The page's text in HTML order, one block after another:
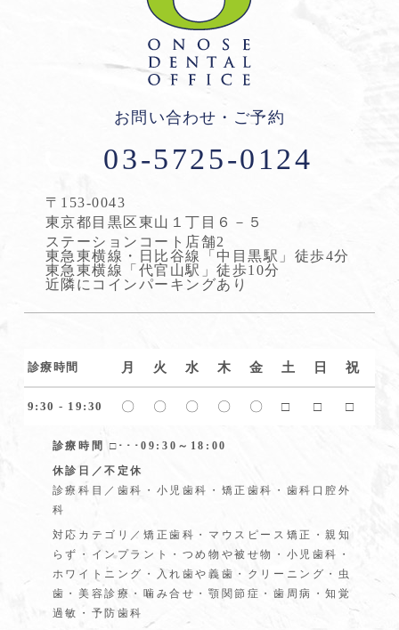
お問い合わせ・ご予約
03-5725-0124
〒153-0043
東京都目黒区東山１丁目６－５
ステーションコート店舗2
東急東横線・日比谷線「中目黒駅」徒歩4分
東急東横線「代官山駅」徒歩10分
近隣にコインパーキングあり
診療時間 月 火 水 木 金 土 日 祝
9:30 - 19:30 〇 〇 〇 〇 〇 □ □ □
診療時間 □･･･09:30～18:00
休診日／不定休
診療科目／歯科・小児歯科・矯正歯科・歯科口腔外
科
対応カテゴリ／矯正歯科・マウスピース矯正・親知
らず・インプラント・つめ物や被せ物・小児歯科・
ホワイトニング・入れ歯や義歯・クリーニング・虫
歯・美容診療・噛み合せ・顎関節症・歯周病・知覚
過敏・予防歯科